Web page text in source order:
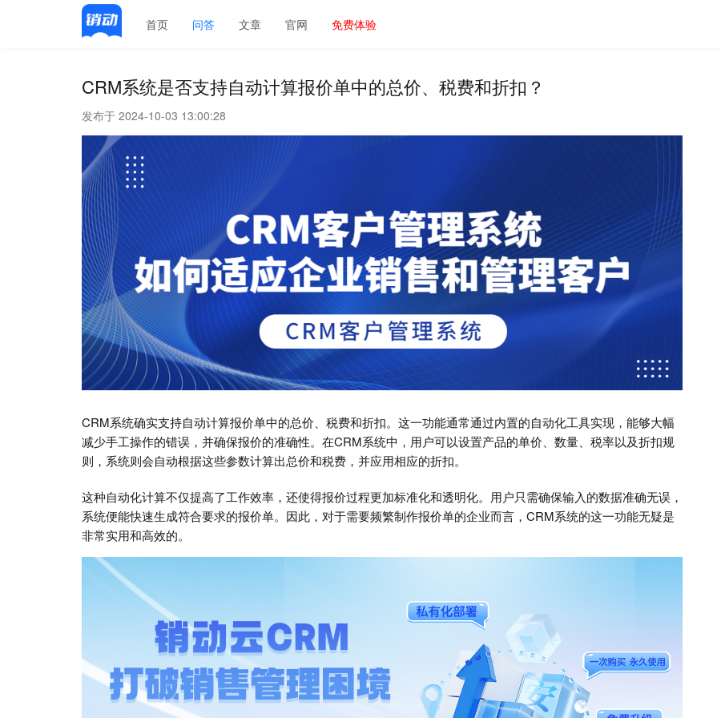
首页 问答 文章 官网 免费体验
CRM系统是否支持自动计算报价单中的总价、税费和折扣？
发布于 2024-10-03 13:00:28
CRM系统确实支持自动计算报价单中的总价、税费和折扣。这一功能通常通过内置的自动化工具实现，能够大幅
减少手工操作的错误，并确保报价的准确性。在CRM系统中，用户可以设置产品的单价、数量、税率以及折扣规
则，系统则会自动根据这些参数计算出总价和税费，并应用相应的折扣。
这种自动化计算不仅提高了工作效率，还使得报价过程更加标准化和透明化。用户只需确保输入的数据准确无误，
系统便能快速生成符合要求的报价单。因此，对于需要频繁制作报价单的企业而言，CRM系统的这一功能无疑是
非常实用和高效的。